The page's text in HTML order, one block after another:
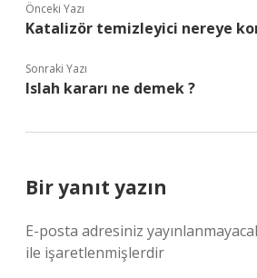
Önceki Yazı
Katalizör temizleyici nereye
Sonraki Yazı
Islah kararı ne demek ?
Bir yanıt yazın
E-posta adresiniz
ile işaretlenmişlerdir